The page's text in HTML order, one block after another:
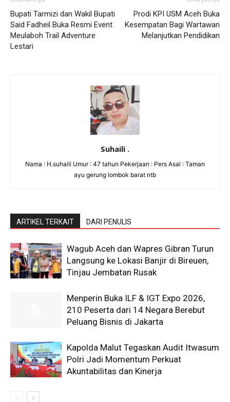
Bupati Tarmizi dan Wakil Bupati
Said Fadheil Buka Resmi Event
Meulaboh Trail Adventure
Lestari
Prodi KPI USM Aceh Buka
Kesempatan Bagi Wartawan
Melanjutkan Pendidikan
Suhaili .
Nama : H.suhaili Umur : 47 tahun Pekerjaan : Pers Asal : Taman
ayu gerung lombok barat ntb
ARTIKEL TERKAIT DARI PENULIS
Wagub Aceh dan Wapres Gibran Turun
Langsung ke Lokasi Banjir di Bireuen,
Tinjau Jembatan Rusak
Menperin Buka ILF & IGT Expo 2026,
210 Peserta dari 14 Negara Berebut
Peluang Bisnis di Jakarta
Kapolda Malut Tegaskan Audit Itwasum
Polri Jadi Momentum Perkuat
Akuntabilitas dan Kinerja